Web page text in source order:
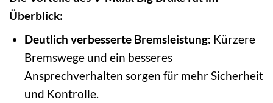
Überblick:
Deutlich verbesserte Bremsleistung: Kürzere
Bremswege und ein besseres
Ansprechverhalten sorgen für mehr Sicherheit
und Kontrolle.